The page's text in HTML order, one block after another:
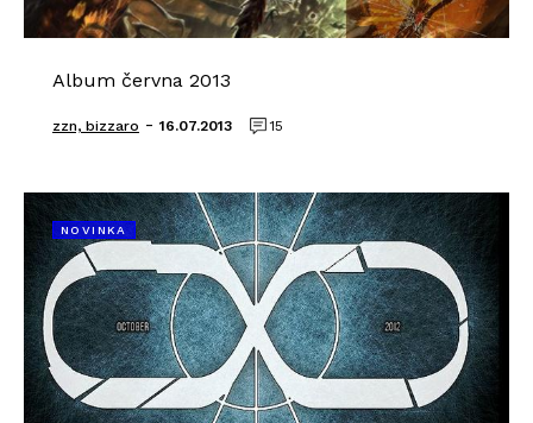
Album června 2013
zzn, bizzaro - 16.07.2013 15
NOVINKA